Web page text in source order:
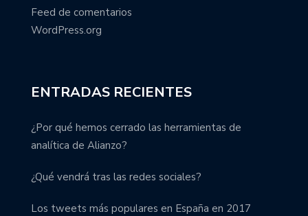
Feed de comentarios
WordPress.org
ENTRADAS RECIENTES
¿Por qué hemos cerrado las herramientas de
analítica de Alianzo?
¿Qué vendrá tras las redes sociales?
Los tweets más populares en España en 2017